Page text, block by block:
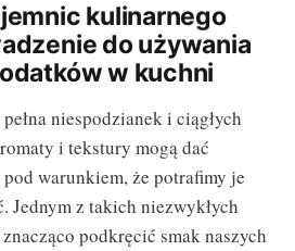
kulinarnego
do używania
w kuchni
niespodzianek i ciągłych
i tekstury mogą dać
warunkiem, że potrafimy je
Jednym z takich niezwykłych
podkręcić smak naszych